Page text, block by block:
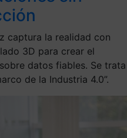
captura la realidad con
3D para crear el
datos fiables. Se trata
de la Industria 4.0”.